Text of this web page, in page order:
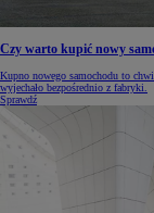
Czy warto kupić nowy
Kupno nowego samochodu to
wyjechało bezpośrednio z fabryki.
Sprawdź